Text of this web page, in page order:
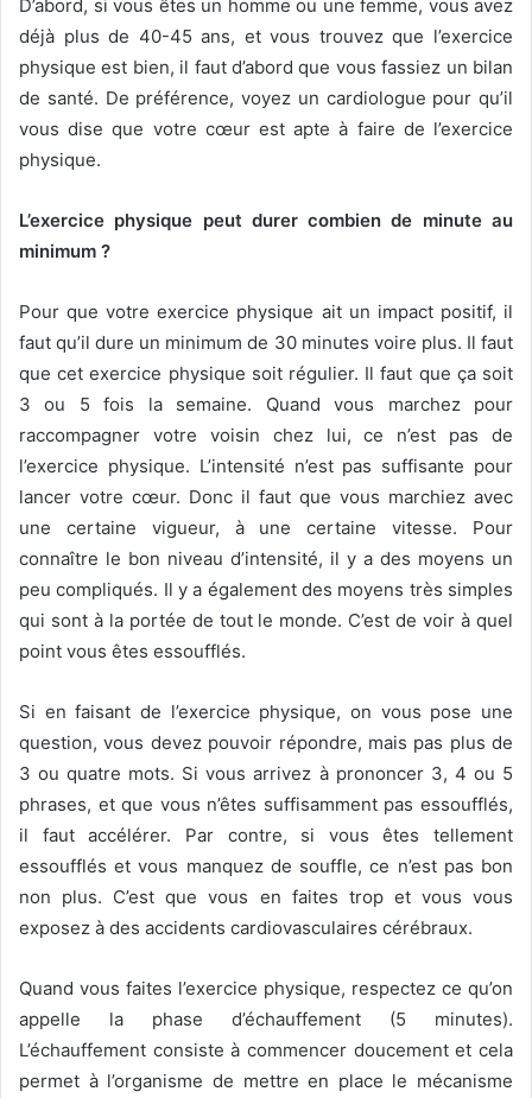
D’abord, si vous êtes un homme ou une femme, vous avez
déjà plus de 40-45 ans, et vous trouvez que l’exercice
physique est bien, il faut d’abord que vous fassiez un bilan
de santé. De préférence, voyez un cardiologue pour qu’il
vous dise que votre cœur est apte à faire de l’exercice
physique.
L’exercice physique peut durer combien de minute au
minimum ?
Pour que votre exercice physique ait un impact positif, il
faut qu’il dure un minimum de 30 minutes voire plus. Il faut
que cet exercice physique soit régulier. Il faut que ça soit
3 ou 5 fois la semaine. Quand vous marchez pour
raccompagner votre voisin chez lui, ce n’est pas de
l’exercice physique. L’intensité n’est pas suffisante pour
lancer votre cœur. Donc il faut que vous marchiez avec
une certaine vigueur, à une certaine vitesse. Pour
connaître le bon niveau d’intensité, il y a des moyens un
peu compliqués. Il y a également des moyens très simples
qui sont à la portée de tout le monde. C’est de voir à quel
point vous êtes essoufflés.
Si en faisant de l’exercice physique, on vous pose une
question, vous devez pouvoir répondre, mais pas plus de
3 ou quatre mots. Si vous arrivez à prononcer 3, 4 ou 5
phrases, et que vous n’êtes suffisamment pas essoufflés,
il faut accélérer. Par contre, si vous êtes tellement
essoufflés et vous manquez de souffle, ce n’est pas bon
non plus. C’est que vous en faites trop et vous vous
exposez à des accidents cardiovasculaires cérébraux.
Quand vous faites l’exercice physique, respectez ce qu’on
appelle la phase d’échauffement (5 minutes).
L’échauffement consiste à commencer doucement et cela
permet à l’organisme de mettre en place le mécanisme